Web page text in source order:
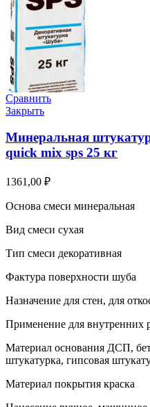
Сравнить
Закрыть
Минеральная
quick mix sps 25 кг
1361,00 ₽
Основа смеси минеральная
Вид смеси сухая
Тип смеси декоративная
Фактура поверхности шуба
Назначение для стен, для
Применение для внутренних
Материал основания ДСП,
штукатурка, гипсовая
Материал покрытия краска